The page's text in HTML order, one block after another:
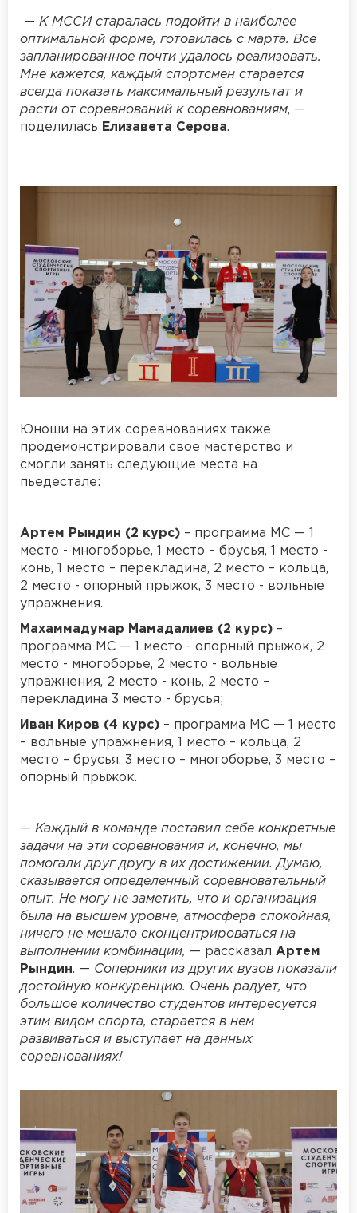
— К МССИ старалась подойти в наиболее
оптимальной форме, готовилась с марта. Все
запланированное почти удалось реализовать.
Мне кажется, каждый спортсмен старается
всегда показать максимальный результат и
расти от соревнований к соревнованиям, —
поделилась Елизавета Серова.
Юноши на этих соревнованиях также
продемонстрировали свое мастерство и
смогли занять следующие места на
пьедестале:
Артем Рындин (2 курс) – программа МС — 1
место - многоборье, 1 место – брусья, 1 место -
конь, 1 место – перекладина, 2 место – кольца,
2 место - опорный прыжок, 3 место - вольные
упражнения.
Махаммадумар Мамадалиев (2 курс) –
программа МС — 1 место - опорный прыжок, 2
место - многоборье, 2 место - вольные
упражнения, 2 место - конь, 2 место –
перекладина 3 место - брусья;
Иван Киров (4 курс) – программа МС — 1 место
– вольные упражнения, 1 место – кольца, 2
место – брусья, 3 место – многоборье, 3 место –
опорный прыжок.
— Каждый в команде поставил себе конкретные
задачи на эти соревнования и, конечно, мы
помогали друг другу в их достижении. Думаю,
сказывается определенный соревновательный
опыт. Не могу не заметить, что и организация
была на высшем уровне, атмосфера спокойная,
ничего не мешало сконцентрироваться на
выполнении комбинации, — рассказал Артем
Рындин. — Соперники из других вузов показали
достойную конкуренцию. Очень радует, что
большое количество студентов интересуется
этим видом спорта, старается в нем
развиваться и выступает на данных
соревнованиях!